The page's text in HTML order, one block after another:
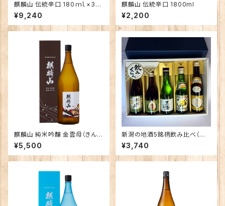
麒麟山 伝統辛口 180ｍｌ×30
本（1ケース）
¥9,240
麒麟山 伝統辛口 1800ml
¥2,200
麒麟山 純米吟醸 金雲母（きんう
んも） 1800ｍｌ
¥5,500
新潟の地酒5銘柄飲み比べ（金
ＧＯＬＤ） 越乃寒梅 八海山 北雪
金星「感謝の酒」 朝日山 麒麟山
¥3,740